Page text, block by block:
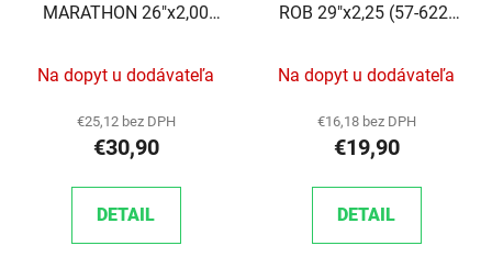
MARATHON 26"x2,00
Na dopyt u dodávateľa
€25,12 bez DPH
€30,90
DETAIL
ROB 29"x2,25 (57-622)
Na dopyt u dodávateľa
€16,18 bez DPH
€19,90
DETAIL